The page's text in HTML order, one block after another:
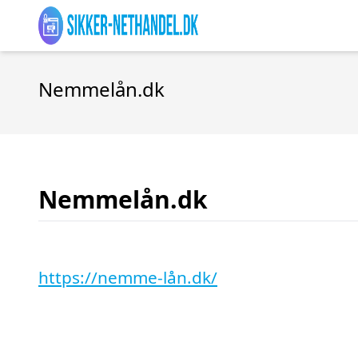
Nemmelån.dk
Nemmelån.dk
https://nemme-lån.dk/